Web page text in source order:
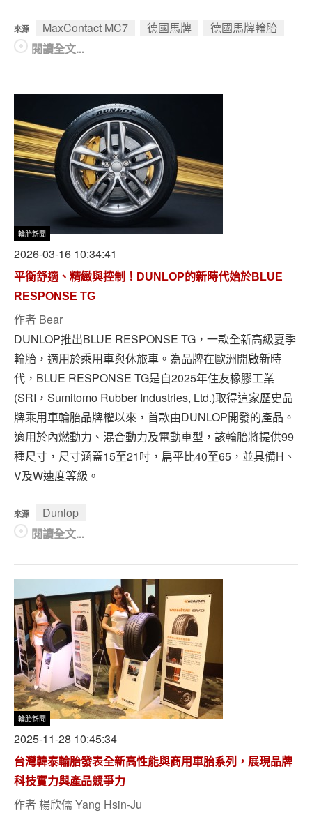
來源 MaxContact MC7 德國馬牌
德國馬牌輪胎
閱讀全文...
輪胎新聞
2026-03-16 10:34:41
平衡舒適、精緻與控制！DUNLOP的新時代始於BLUE
RESPONSE TG
作者 Bear
DUNLOP推出BLUE RESPONSE TG，一款全新高級夏季
輪胎，適用於乘用車與休旅車。為品牌在歐洲開啟新時
代，BLUE RESPONSE TG是自2025年住友橡膠工業
(SRI，Sumitomo Rubber Industries, Ltd.)取得這家歷史品
牌乘用車輪胎品牌權以來，首款由DUNLOP開發的產品。
適用於內燃動力、混合動力及電動車型，該輪胎將提供99
種尺寸，尺寸涵蓋15至21吋，扁平比40至65，並具備H、
V及W速度等級。
來源
Dunlop
閱讀全文...
輪胎新聞
2025-11-28 10:45:34
台灣韓泰輪胎發表全新高性能與商用車胎系列，展現品牌
科技實力與產品競爭力
作者 楊欣儒 Yang Hsin-Ju